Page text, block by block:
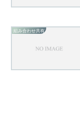
組み合わせ共有